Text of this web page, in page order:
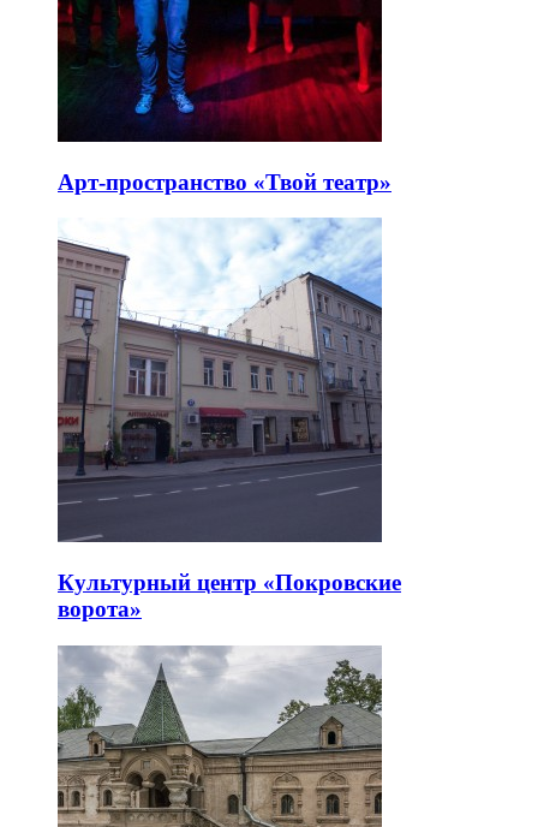
Арт-пространство «Твой театр»
Культурный центр «Покровские
ворота»